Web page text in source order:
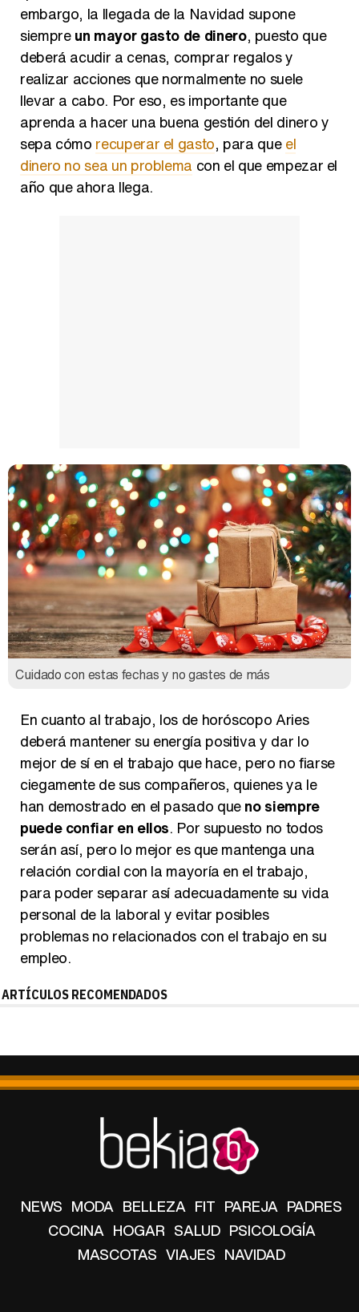
embargo, la llegada de la Navidad supone
siempreun mayor gasto de dinero, puesto que
deberá acudir a cenas, comprar regalos y
realizar acciones que normalmente no suele
llevar a cabo. Por eso, es importante que
aprenda a hacer una buena gestión del dinero y
sepa cómo recuperar el gasto, para queel
dinero no sea un problema con el que empezar el
año que ahora llega.
Cuidado con estas fechas y no gastes de más
En cuanto al trabajo, los de horóscopo Aries
deberá mantener su energía positiva y dar lo
mejor de sí en el trabajo que hace, pero no fiarse
ciegamente de sus compañeros, quienes ya le
han demostrado en el pasado queno siempre
puede confiar en ellos. Por supuesto no todos
serán así, pero lo mejor es que mantenga una
relación cordial con la mayoría en el trabajo,
para poder separar así adecuadamente su vida
personal de la laboral y evitar posibles
problemas no relacionados con el trabajo en su
empleo.
ARTÍCULOS RECOMENDADOS
NEWS MODA BELLEZA FIT PAREJA PADRES
COCINA HOGAR SALUD PSICOLOGÍA
MASCOTAS VIAJES NAVIDAD